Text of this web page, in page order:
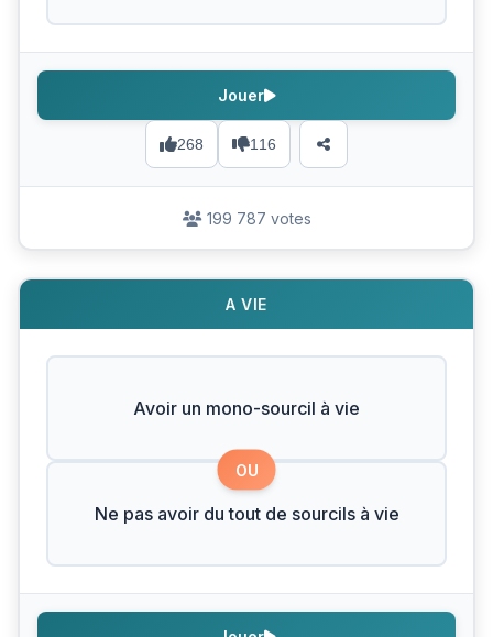
268 116
Jouer
199 787 votes
A VIE
Avoir un mono-sourcil à vie
OU
Ne pas avoir du tout de sourcils à vie